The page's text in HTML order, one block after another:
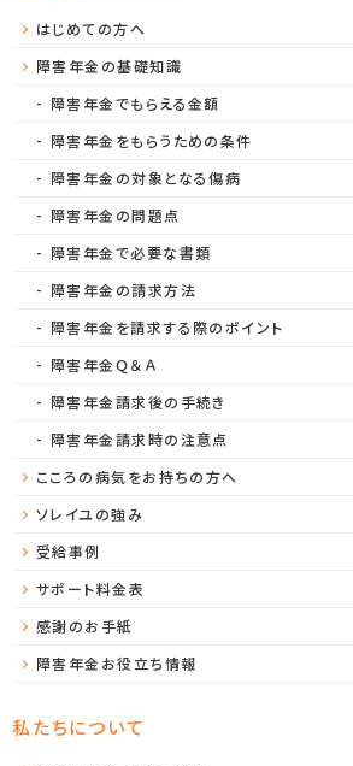
はじめての方へ
障害年金の基礎知識
障害年金でもらえる金額
障害年金をもらうための条件
障害年金の対象となる傷病
障害年金の問題点
障害年金で必要な書類
障害年金の請求方法
障害年金を請求する際のポイント
障害年金Ｑ＆Ａ
障害年金請求後の手続き
障害年金請求時の注意点
こころの病気をお持ちの方へ
ソレイユの強み
受給事例
サポート料金表
感謝のお手紙
障害年金お役立ち情報
私たちについて